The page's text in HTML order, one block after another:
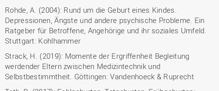
Rohde, A. (2004): Rund um die Geburt eines Kindes.
Depressionen, Ängste und andere psychische Probleme. Ein
Ratgeber für Betroffene, Angehörige und ihr soziales Umfeld.
Stuttgart: Kohlhammer
Strack, H. (2019): Momente der Ergriffenheit Begleitung
werdender Eltern zwischen Medizintechnik und
Selbstbestimmtheit. Göttingen: Vandenhoeck & Ruprecht